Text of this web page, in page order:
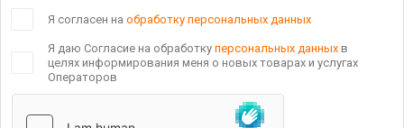
Я согласен на обработку персональных данных
Я даю Согласие на обработку персональных данных в
целях информирования меня о новых товарах и услугах
Операторов